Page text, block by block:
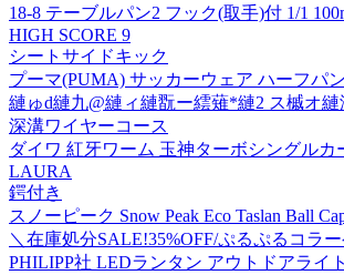
18-8 テーブルパン2 フック(取手)付 1/1
HIGH SCORE 9
シートサイドキック
プーマ(PUMA) サッカーウェア ハーフパ
縺ゅd縺九@縺ィ縺翫ー繧薙*縺2 ス槭オ
深溝ワイヤーコース
ダイワ 紅牙ワーム 玉神ターボシングル
LAURA
鍔付き
スノーピーク Snow Peak Eco Taslan Ball
＼在庫処分SALE!35%OFF/ぷるぷるコラ
PHILIPP社 LEDランタン アウトドアライ